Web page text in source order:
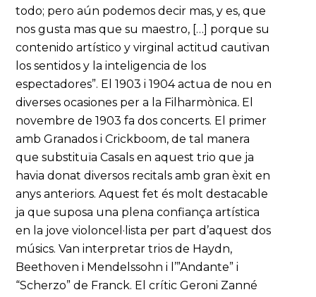
todo; pero aún podemos decir mas, y es, que
nos gusta mas que su maestro, […] porque su
contenido artístico y virginal actitud cautivan
los sentidos y la inteligencia de los
espectadores”. El 1903 i 1904 actua de nou en
diverses ocasiones per a la Filharmònica. El
novembre de 1903 fa dos concerts. El primer
amb Granados i Crickboom, de tal manera
que substituïa Casals en aquest trio que ja
havia donat diversos recitals amb gran èxit en
anys anteriors. Aquest fet és molt destacable
ja que suposa una plena confiança artística
en la jove violoncel·lista per part d’aquest dos
músics. Van interpretar trios de Haydn,
Beethoven i Mendelssohn i l’”Andante” i
“Scherzo” de Franck. El crític Geroni Zanné